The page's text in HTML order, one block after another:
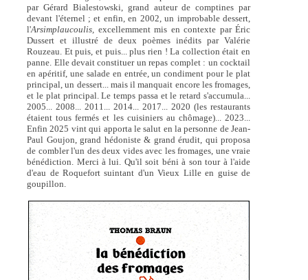
par Gérard Bialestowski, grand auteur de comptines par
devant l'éternel ; et enfin, en 2002, un improbable dessert,
l'Arsimplaucoulis, excellemment mis en contexte par Éric
Dussert et illustré de deux poèmes inédits par Valérie
Rouzeau. Et puis, et puis... plus rien ! La collection était en
panne. Elle devait constituer un repas complet : un cocktail
en apéritif, une salade en entrée, un condiment pour le plat
principal, un dessert... mais il manquait encore les fromages,
et le plat principal. Le temps passa et le retard s'accumula...
2005... 2008... 2011... 2014... 2017... 2020 (les restaurants
étaient tous fermés et les cuisiniers au chômage)... 2023...
Enfin 2025 vint qui apporta le salut en la personne de Jean-
Paul Goujon, grand hédoniste & grand érudit, qui proposa
de combler l'un des deux vides avec les fromages, une vraie
bénédiction. Merci à lui. Qu'il soit béni à son tour à l'aide
d'eau de Roquefort suintant d'un Vieux Lille en guise de
goupillon.